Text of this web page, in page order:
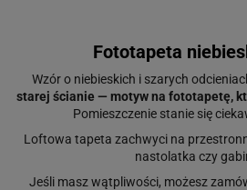
Fototapeta
Wzór o niebieskich i szarych
starej ścianie — motyw na fototapetę,
Pomieszczenie stanie się
Loftowa tapeta zachwyci na
nastolatka czy
Jeśli masz wątpliwości, możesz